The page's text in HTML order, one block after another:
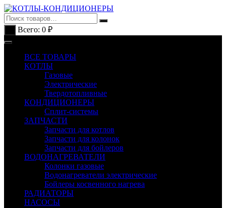
Перейти
к
содержимому
Всего: 0 ₽
ВСЕ ТОВАРЫ
КОТЛЫ
Газовые
Электрические
Твердотопливные
КОНДИЦИОНЕРЫ
Сплит-системы
ЗАПЧАСТИ
Запчасти для котлов
Запчасти для колонок
Запчасти для бойлеров
ВОДОНАГРЕВАТЕЛИ
Колонки газовые
Водонагреватели электрические
Бойлеры косвенного нагрева
РАДИАТОРЫ
НАСОСЫ